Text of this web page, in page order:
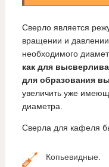
Сверло является
вращении и
необходимого
как для
для образования
увеличить уже
диаметра.
Сверла для кафеля
Копьевидные.